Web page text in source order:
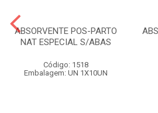
ABSORVENTE POS-PARTO
NAT ESPECIAL S/ABAS
Código: 1518
Embalagem: UN 1X10UN